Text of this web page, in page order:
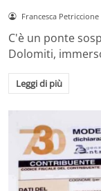
Francesca Petriccione
C'è un ponte
Dolomiti,
Leggi di più